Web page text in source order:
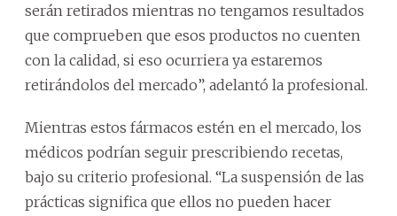
serán retirados mientras no tengamos resultados
que comprueben que esos productos no cuenten
con la calidad, si eso ocurriera ya estaremos
retirándolos del mercado”, adelantó la profesional.
Mientras estos fármacos estén en el mercado, los
médicos podrían seguir prescribiendo recetas,
bajo su criterio profesional. “La suspensión de las
prácticas significa que ellos no pueden hacer